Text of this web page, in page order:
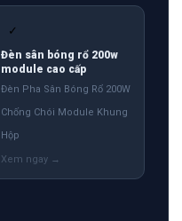
✓
Đèn sân bóng rổ 200w
module cao cấp
Đèn Pha Sân Bóng Rổ 200W
Chống Chói Module Khung
Hộp